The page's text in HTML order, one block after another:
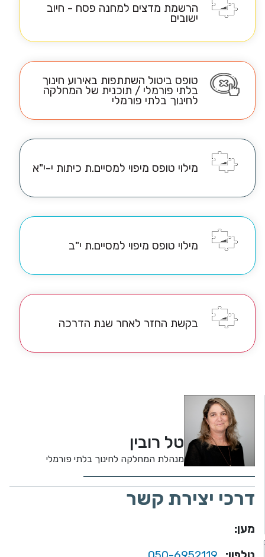
הרשמת מדצים למחנה פסח - חיוב
ישובים
טופס ביטול השתתפות באירוע חינוך
בלתי פורמלי / תוכנית של המחלקה
לחינוך בלתי פורמלי
מילוי טופס מיפוי למסיים.ת כיתות י-י"א
מילוי טופס מיפוי למסיים.ת י"ב
בקשת החזר לאחר שנת הדרכה
טל רובין
מנהלת המחלקה לחינוך בלתי פורמלי
דרכי יצירת קשר
מען: